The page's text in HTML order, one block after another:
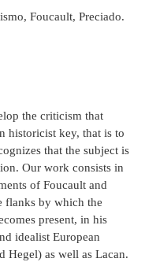
Foucault, Preciado.
the criticism that
historicist key, that is to
that the subject is
Our work consists in
of Foucault and
flanks by which the
present, in his
idealist European
Hegel) as well as Lacan.